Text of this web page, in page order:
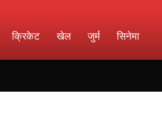
क्रिकेट खेल जुर्म सिनेमा